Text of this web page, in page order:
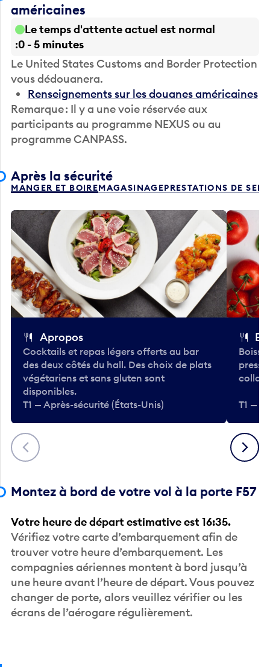
américaines
Le temps d'attente actuel est normal
0 - 5 minutes
Le United States Customs and Border Protection
vous dédouanera.
Renseignements sur les douanes américaines
Remarque : Il y a une voie réservée aux
participants au programme NEXUS ou au
programme CANPASS.
Après la sécurité
MANGER ET BOIREMAGASINAGEPRESTATIONS DE
Précédent
Apropos
Cocktails et repas légers offerts au bar
des deux côtés du hall. Des choix de plats
végétariens et sans gluten sont
disponibles.
T1 — Après-sécurité (États-Unis)
T1 —
Suivant
Montez à bord de votre vol à la porte F57
Votre heure de départ estimative est 16:35.
Vérifiez votre carte d’embarquement afin de
trouver votre heure d’embarquement. Les
compagnies aériennes montent à bord jusqu’à
une heure avant l’heure de départ. Vous pouvez
changer de porte, alors veuillez vérifier ou les
écrans de l’aérogare régulièrement.